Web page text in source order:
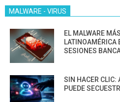
MALWARE - VIRUS
EL MALWARE
LATINOAMÉRICA
SESIONES
SIN HACER CLIC:
PUEDE